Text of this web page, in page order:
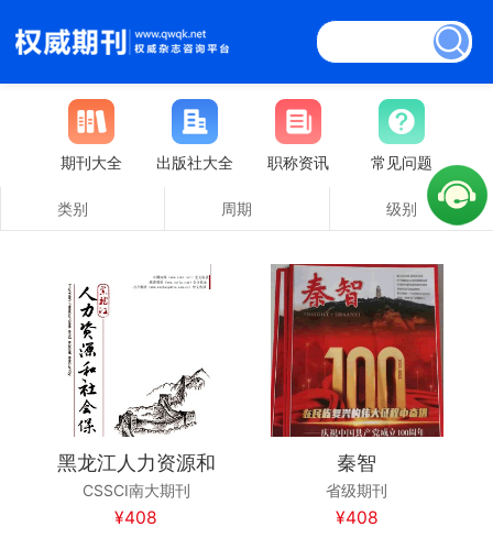
期刊大全 出版社大全 职称资讯 常见问题
类别 周期 级别
黑龙江人力资源和
CSSCI南大期刊
¥408
秦智
省级期刊
¥408